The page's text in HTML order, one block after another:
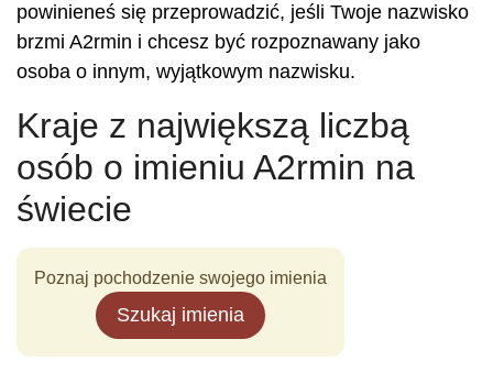
powinieneś się przeprowadzić, jeśli Twoje nazwisko
brzmi A2rmin i chcesz być rozpoznawany jako
osoba o innym, wyjątkowym nazwisku.
Kraje z największą liczbą
osób o imieniu A2rmin na
świecie
Poznaj pochodzenie swojego imienia
Szukaj imienia